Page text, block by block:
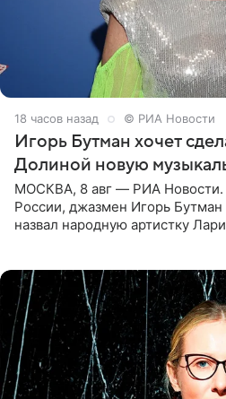
18 часов назад © РИА Новости
Игорь Бутман хочет
Долиной новую
МОСКВА, 8 авг — РИА Новости.
России, джазмен Игорь
назвал народную артистку